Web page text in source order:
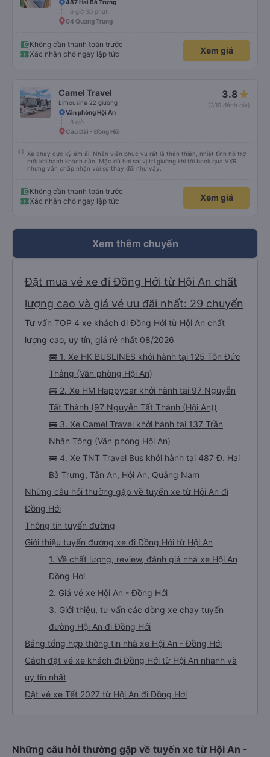
cơ bị mất dịch vụ. -0,5 sao khi khách hàng, chỉ tại văn phòng đại diện không
trả lời tại nhà riêng. Điểm cộng: Xe xuất bến và đến nơi đúng địa điểm đã
đăng ký. Nhân viên chuyên nghiệp, Nhiệt tình, mình đánh giá 4,5 sao cho cả
app Vexere và HK Busline và hãng sẽ ngày phát triển để mang lại trải
487 Hai Bà Trưng
6 giờ 30 phút
04 Quang Trung
Không cần thanh toán trước
Xác nhận chỗ ngay lập tức
Xem giá
Camel Travel
Limousine 22 giường
3.8
(339 đánh giá)
Văn phòng Hội An
8 giờ
Cầu Dài - Đồng Hới
Xe chạy cực kỳ êm ái. Nhân viên phục vụ rất là thân thiện, nhiệt tình hỗ trợ
mỗi khi hành khách cần. Mặc dù hơi sai vị trí giường khi tôi book qua VXR
nhưng vẫn chấp nhận với sự thay đổi như vậy.
Không cần thanh toán trước
Xác nhận chỗ ngay lập tức
Xem giá
Xem thêm chuyến
Đặt mua vé xe đi Đồng Hới từ Hội An chất
lượng cao và giá vé ưu đãi nhất: 29 chuyến
Tư vấn TOP 4 xe khách đi Đồng Hới từ Hội An chất
lượng cao, uy tín, giá rẻ nhất 08/2026
🚌 1. Xe HK BUSLINES khởi hành tại 125 Tôn Đức
Thắng (Văn phòng Hội An)
🚌 2. Xe HM Happycar khởi hành tại 97 Nguyễn
Tất Thành (97 Nguyễn Tất Thành (Hội An))
🚌 3. Xe Camel Travel khởi hành tại 137 Trần
Nhân Tông (Văn phòng Hội An)
🚌 4. Xe TNT Travel Bus khởi hành tại 487 Đ. Hai
Bà Trưng, Tân An, Hội An, Quảng Nam
Những câu hỏi thường gặp về tuyến xe từ Hội An đi
Đồng Hới
Thông tin tuyến đường
Giới thiệu tuyến đường xe đi Đồng Hới từ Hội An
1. Về chất lượng, review, đánh giá nhà xe Hội An
Đồng Hới
2. Giá vé xe Hội An - Đồng Hới
3. Giới thiệu, tư vấn các dòng xe chạy tuyến
đường Hội An đi Đồng Hới
Bảng tổng hợp thông tin nhà xe Hội An - Đồng Hới
Cách đặt vé xe khách đi Đồng Hới từ Hội An nhanh và
uy tín nhất
Đặt vé xe Tết 2027 từ Hội An đi Đồng Hới
Những câu hỏi thường gặp về tuyến xe từ Hội An -